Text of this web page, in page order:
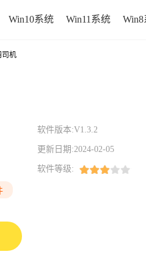
Win10系统 Win11系统
司机
软件版本:V1.3.2
更新日期:2024-02-05
软件等级: